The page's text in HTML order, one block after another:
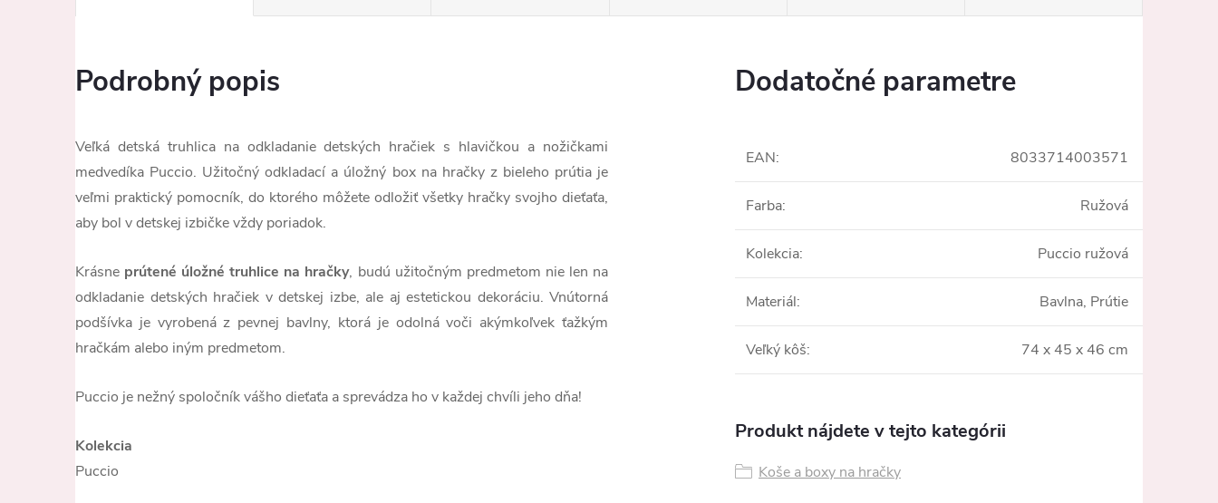
Podrobný popis
Veľká detská truhlica na odkladanie detských hračiek s hlavičkou a nožičkami
medvedíka Puccio. Užitočný odkladací a úložný box na hračky z bieleho prútia je
veľmi praktický pomocník, do ktorého môžete odložiť všetky hračky svojho dieťaťa,
aby bol v detskej izbičke vždy poriadok.
Krásne prútené úložné truhlice na hračky, budú užitočným predmetom nie len na
odkladanie detských hračiek v detskej izbe, ale aj estetickou dekoráciu. Vnútorná
podšívka je vyrobená z pevnej bavlny, ktorá je odolná voči akýmkoľvek ťažkým
hračkám alebo iným predmetom.
Puccio je nežný spoločník vášho dieťaťa a sprevádza ho v každej chvíli jeho dňa!
Kolekcia
Puccio
Dodatočné parametre
EAN: 8033714003571
Farba: Ružová
Kolekcia: Puccio ružová
Materiál: Bavlna, Prútie
Veľký kôš: 74 x 45 x 46 cm
Produkt nájdete v tejto kategórii
Koše a boxy na hračky